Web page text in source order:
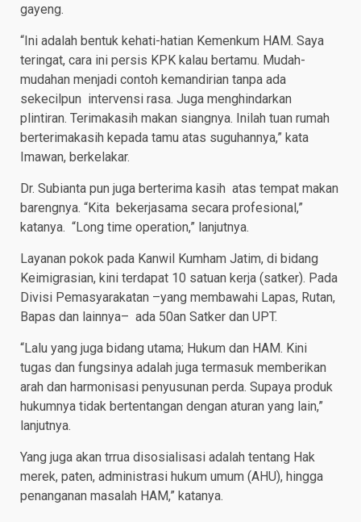
gayeng.
“Ini adalah bentuk kehati-hatian Kemenkum HAM. Saya
teringat, cara ini persis KPK kalau bertamu. Mudah-
mudahan menjadi contoh kemandirian tanpa ada
sekecilpun intervensi rasa. Juga menghindarkan
plintiran. Terimakasih makan siangnya. Inilah tuan rumah
berterimakasih kepada tamu atas suguhannya,” kata
Imawan, berkelakar.
Dr. Subianta pun juga berterima kasih atas tempat makan
barengnya. “Kita bekerjasama secara profesional,”
katanya. “Long time operation,” lanjutnya.
Layanan pokok pada Kanwil Kumham Jatim, di bidang
Keimigrasian, kini terdapat 10 satuan kerja (satker). Pada
Divisi Pemasyarakatan –yang membawahi Lapas, Rutan,
Bapas dan lainnya– ada 50an Satker dan UPT.
“Lalu yang juga bidang utama; Hukum dan HAM. Kini
tugas dan fungsinya adalah juga termasuk memberikan
arah dan harmonisasi penyusunan perda. Supaya produk
hukumnya tidak bertentangan dengan aturan yang lain,”
lanjutnya.
Yang juga akan trrua disosialisasi adalah tentang Hak
merek, paten, administrasi hukum umum (AHU), hingga
penanganan masalah HAM,” katanya.